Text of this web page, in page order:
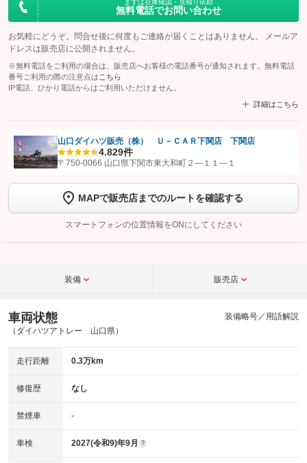
まずは在庫確認・見積り依頼
無料電話でお問い合わせ
お気軽にどうぞ。問合せ後に何度もご連絡が届くことはありません。 メールア
ドレスは販売店に公開されません。
※無料電話をご利用の場合は、販売店へお客様の電話番号が通知されます。無料電話
番号ご利用の際の注意点は こちら
IP電話、ひかり電話からはご利用いただけません。
詳細はこちら
【STEP1】認証画面でグーネットを友だち追加してから「許可する」ボタンを押
トーク画面で
ボタンをタップして問い合わせを
完了してください。
こちら
山口ダイハツ販売（株） Ｕ－ＣＡＲ下関店 下関店
4.829件
〒750-0066 山口県下関市東大和町２―１１―１
MAPで販売店までのルートを確認する
スマートフォンの位置情報をONにしてください
装備 販売店
車両状態
（ダイハツアトレー 山口県）
装備略号／用語解説
走行距離 0.3万km
修復歴 なし
禁煙車 -
車検 2027(令和9)年9月 ?